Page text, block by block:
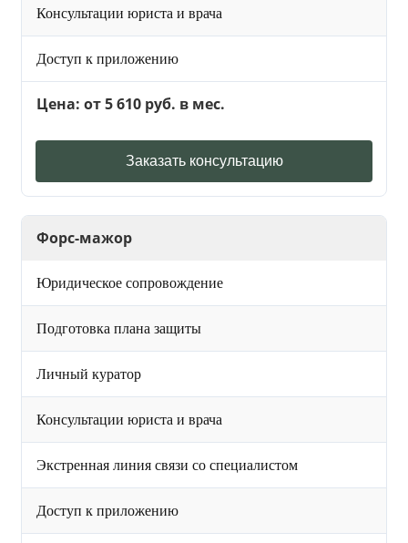
Консультации юриста и врача
Доступ к приложению
Цена: от 5 610 руб. в мес.
Заказать консультацию
Форс-мажор
Юридическое сопровождение
Подготовка плана защиты
Личный куратор
Консультации юриста и врача
Экстренная линия связи со специалистом
Доступ к приложению